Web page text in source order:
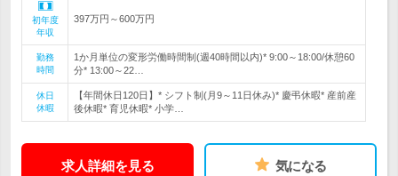
初年度
年収
397万円～600万円
勤務
時間
1か月単位の変形労働時間制(週40時間以内)* 9:00～18:00/休憩60
分* 13:00～22…
休日
休暇
【年間休日120日】* シフト制(月9～11日休み)* 慶弔休暇* 産前産
後休暇* 育児休暇* 小学…
求人詳細を見る 気になる